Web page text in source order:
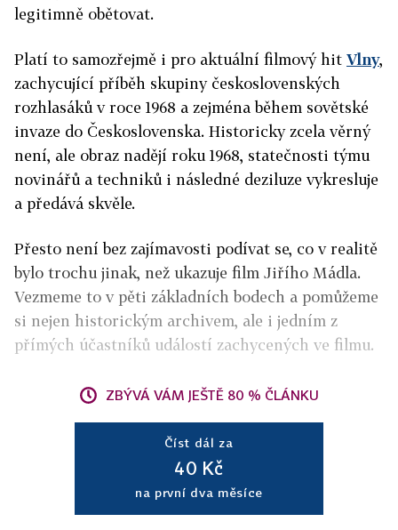
legitimně obětovat.
Platí to samozřejmě i pro aktuální filmový hit Vlny,
zachycující příběh skupiny československých
rozhlasáků v roce 1968 a zejména během sovětské
invaze do Československa. Historicky zcela věrný
není, ale obraz nadějí roku 1968, statečnosti týmu
novinářů a techniků i následné deziluze vykresluje
a předává skvěle.
Přesto není bez zajímavosti podívat se, co v realitě
bylo trochu jinak, než ukazuje film Jiřího Mádla.
Vezmeme to v pěti základních bodech a pomůžeme
si nejen historickým archivem, ale i jedním z
přímých účastníků událostí zachycených ve filmu.
ZBÝVÁ VÁM JEŠTĚ 80 % ČLÁNKU
Číst dál za
40 Kč
na první dva měsíce